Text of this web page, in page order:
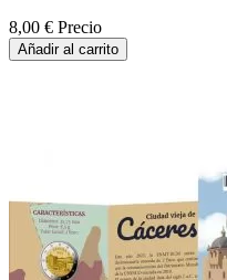
8,00 € Precio
Añadir al carrito